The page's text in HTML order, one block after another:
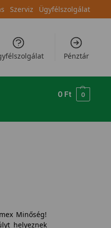
Szerviz Ügyfélszolgálat
Pénztár
0 Ft 0
Minőség!
helyeznek